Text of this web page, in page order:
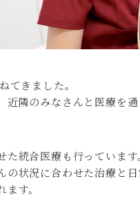
てきました。
近隣のみなさんと医療を
統合医療も行っています
状況に合わせた治療と日
す。